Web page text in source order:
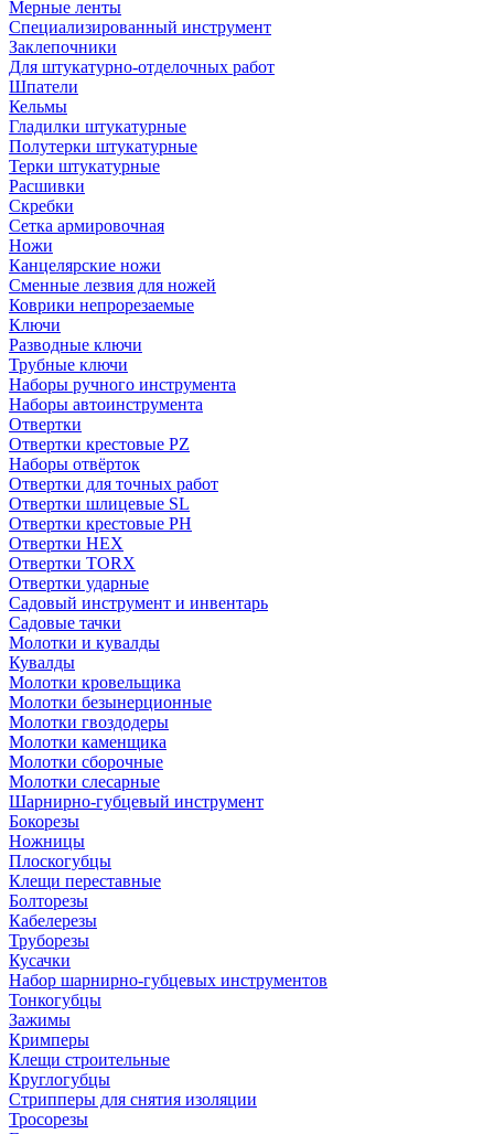
Мерные ленты
Специализированный инструмент
Заклепочники
Для штукатурно-отделочных работ
Шпатели
Кельмы
Гладилки штукатурные
Полутерки штукатурные
Терки штукатурные
Расшивки
Скребки
Сетка армировочная
Ножи
Канцелярские ножи
Сменные лезвия для ножей
Коврики непрорезаемые
Ключи
Разводные ключи
Трубные ключи
Наборы ручного инструмента
Наборы автоинструмента
Отвертки
Отвертки крестовые PZ
Наборы отвёрток
Отвертки для точных работ
Отвертки шлицевые SL
Отвертки крестовые PH
Отвертки HEX
Отвертки TORX
Отвертки ударные
Садовый инструмент и инвентарь
Садовые тачки
Молотки и кувалды
Кувалды
Молотки кровельщика
Молотки безынерционные
Молотки гвоздодеры
Молотки каменщика
Молотки сборочные
Молотки слесарные
Шарнирно-губцевый инструмент
Бокорезы
Ножницы
Плоскогубцы
Клещи переставные
Болторезы
Кабелерезы
Труборезы
Кусачки
Набор шарнирно-губцевых инструментов
Тонкогубцы
Зажимы
Кримперы
Клещи строительные
Круглогубцы
Стрипперы для снятия изоляции
Тросорезы